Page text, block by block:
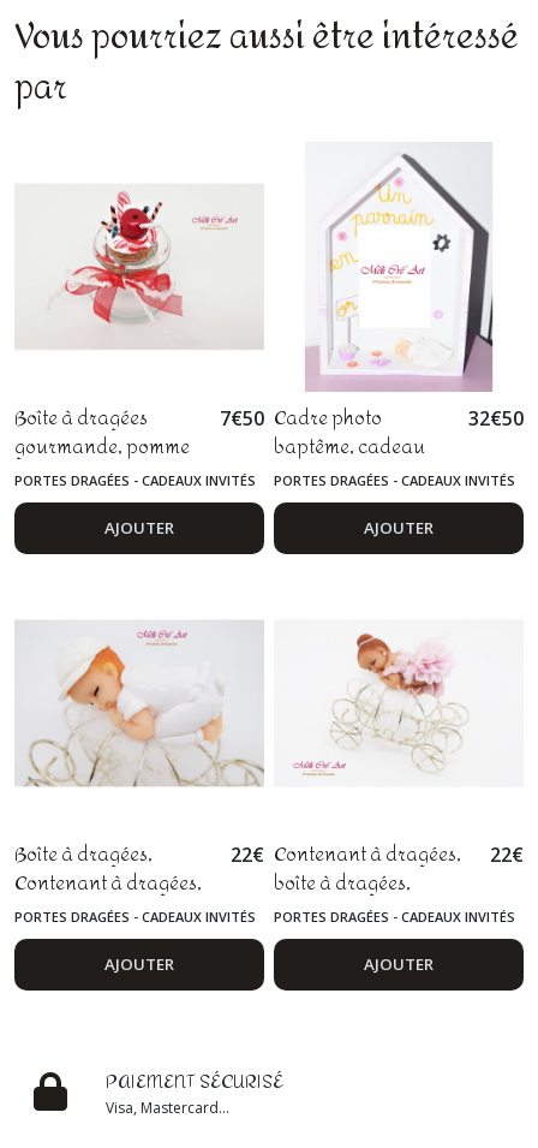
Vous pourriez aussi être intéressé
par
Boîte à dragées
gourmande, pomme
d'amour, fête foraine,
en pâte polymère
7€50
PORTES DRAGÉES - CADEAUX INVITÉS
AJOUTER
Cadre photo
baptême, cadeau
parrain marraine,
bébé, fimo
32€50
PORTES DRAGÉES - CADEAUX INVITÉS
AJOUTER
Boîte à dragées,
Contenant à dragées,
baptême, communion,
cadeau parrain et
marraine, bébé fimo
22€
PORTES DRAGÉES - CADEAUX INVITÉS
AJOUTER
Contenant à dragées,
boîte à dragées,
baptême, communion,
cadeau parrain et
marraine, danseuse,
fimo
22€
PORTES DRAGÉES - CADEAUX INVITÉS
AJOUTER
PAIEMENT SÉCURISÉ
Visa, Mastercard...